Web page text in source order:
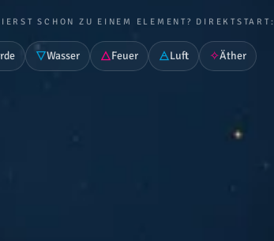
SCHON ZU EINEM ELEMENT? DIREKTSTART:
🜄Wasser 🜂Feuer 🜁Luft ✧Äther